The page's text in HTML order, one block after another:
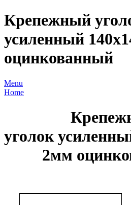
Крепежный
усиленный
оцинкованный
Menu
Home
уголок
2мм